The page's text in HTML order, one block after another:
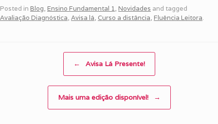
Posted in Blog, Ensino Fundamental 1, Novidades and tagged
Avaliação Diagnóstica, Avisa lá, Curso a distância, Fluência Leitora.
← Avisa Lá Presente!
Mais uma edição disponível! →